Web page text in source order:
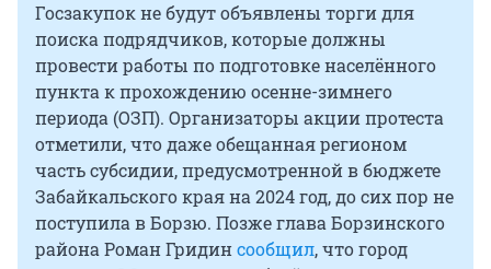
Госзакупок не будут объявлены торги для
поиска подрядчиков, которые должны
провести работы по подготовке населённого
пункта к прохождению осенне-зимнего
периода (ОЗП). Организаторы акции протеста
отметили, что даже обещанная регионом
часть субсидии, предусмотренной в бюджете
Забайкальского края на 2024 год, до сих пор не
поступила в Борзю. Позже глава Борзинского
района Роман Гридинсообщил, что город